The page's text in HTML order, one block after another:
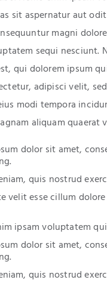
sit aspernatur aut
magni
sequi nesciunt.
qui dolorem ipsum
adipisci velit,
modi tempora
aliquam quaerat
dolor sit amet,
quis nostrud
velit esse cillum
ipsam voluptatem
dolor sit amet,
quis nostrud